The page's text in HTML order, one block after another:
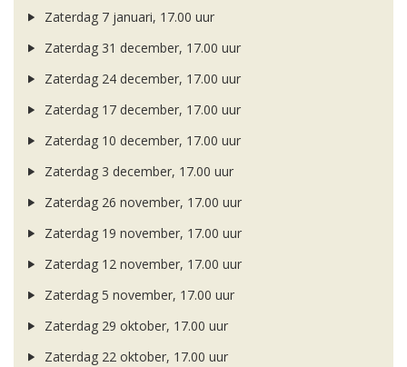
Zaterdag 7 januari, 17.00 uur
Zaterdag 31 december, 17.00 uur
Zaterdag 24 december, 17.00 uur
Zaterdag 17 december, 17.00 uur
Zaterdag 10 december, 17.00 uur
Zaterdag 3 december, 17.00 uur
Zaterdag 26 november, 17.00 uur
Zaterdag 19 november, 17.00 uur
Zaterdag 12 november, 17.00 uur
Zaterdag 5 november, 17.00 uur
Zaterdag 29 oktober, 17.00 uur
Zaterdag 22 oktober, 17.00 uur